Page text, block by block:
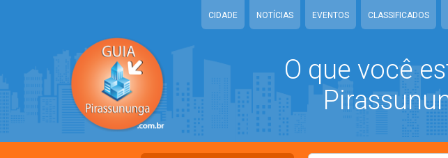
CIDADE NOTÍCIAS EVENTOS CLASSIFICADOS
O que você